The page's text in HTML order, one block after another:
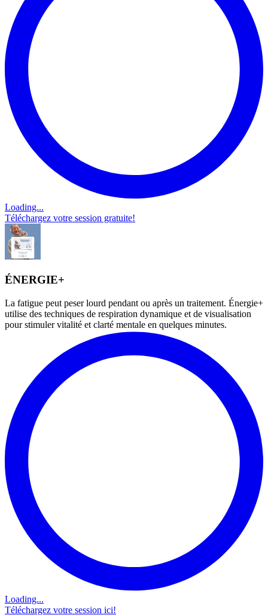
Loading...
Téléchargez votre session gratuite!
ÉNERGIE+
La fatigue peut peser lourd pendant ou après un traitement. Énergie+
utilise des techniques de respiration dynamique et de visualisation
pour stimuler vitalité et clarté mentale en quelques minutes.
Loading...
Téléchargez votre session ici!